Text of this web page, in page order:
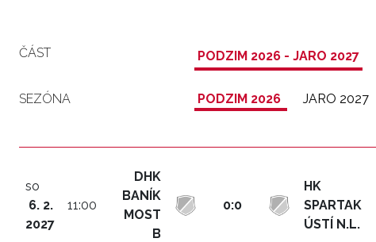
ČÁST PODZIM 2026 - JARO 2027
SEZÓNA PODZIM 2026 JARO 2027
so
6. 2.
2027
11:00
DHK
BANÍK
MOST
B
0:0
HK
SPARTAK
ÚSTÍ N.L.